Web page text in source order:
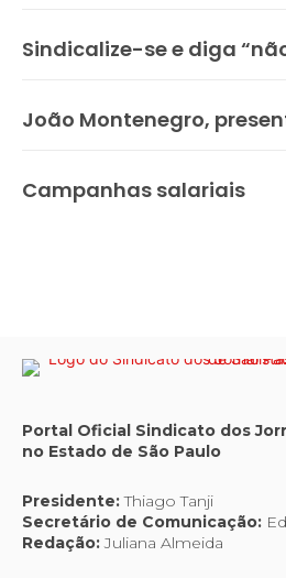
Sindicalize-se e diga
João Montenegro,
Campanhas salariais
Portal Oficial Sindicato dos
no Estado de São Paulo
Presidente:Thiago Tanji
Secretário de Comunicação:
Redação:Juliana Almeida